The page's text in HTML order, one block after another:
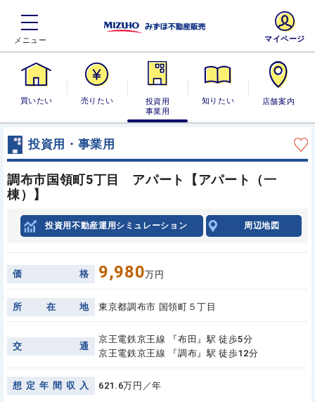
買いたい 売りたい
投資用・事業
用
知りたい 店舗案内
マイページ
投資用・事業用
調布市国領町5丁目 アパート【アパート（一
棟）】
投資用不動産運用シミュレーション 周辺地図
価 格 9,980万円
所 在 地 東京都調布市 国領町５丁目
交 通
京王電鉄京王線 『布田』駅 徒歩5分
京王電鉄京王線 『調布』駅 徒歩12分
想 定 年 間 収 入 621.6万円／年